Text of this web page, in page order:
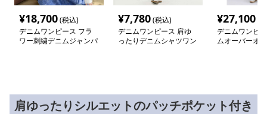
¥18,700(税込)
デニムワンピース フラ
ワー刺繍デニムジャンパ
¥7,780(税込)
デニムワンピース 肩ゆ
ったりデニムシャツワン
¥27,100
デニムワンピ
ムオーバーオ
肩ゆったりシルエットのパッチポケット付き